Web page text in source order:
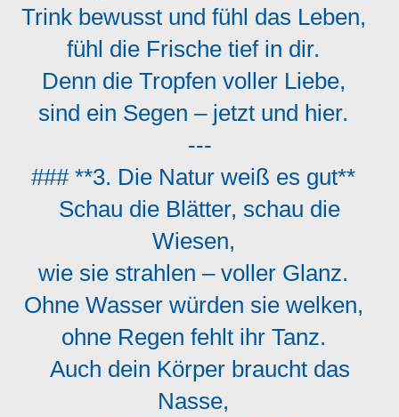
Trink bewusst und fühl das Leben,
fühl die Frische tief in dir.
Denn die Tropfen voller Liebe,
sind ein Segen – jetzt und hier.
---
### **3. Die Natur weiß es gut**
Schau die Blätter, schau die
Wiesen,
wie sie strahlen – voller Glanz.
Ohne Wasser würden sie welken,
ohne Regen fehlt ihr Tanz.
Auch dein Körper braucht das
Nasse,